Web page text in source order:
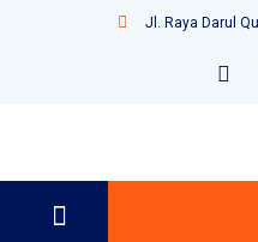
Jl. Raya Darul